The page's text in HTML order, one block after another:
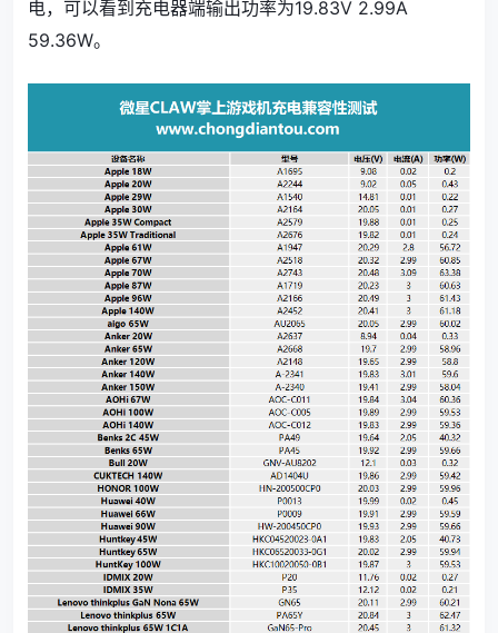
电，可以看到充电器端输出功率为19.83V 2.99A
59.36W。